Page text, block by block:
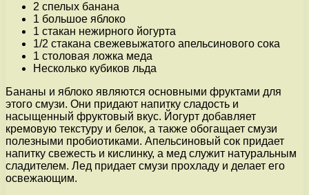
2 спелых банана
1 большое яблоко
1 стакан нежирного йогурта
1/2 стакана свежевыжатого апельсинового сока
1 столовая ложка меда
Несколько кубиков льда
Бананы и яблоко являются основными фруктами для
этого смузи. Они придают напитку сладость и
насыщенный фруктовый вкус. Йогурт добавляет
кремовую текстуру и белок, а также обогащает смузи
полезными пробиотиками. Апельсиновый сок придает
напитку свежесть и кислинку, а мед служит натуральным
сладителем. Лед придает смузи прохладу и делает его
освежающим.